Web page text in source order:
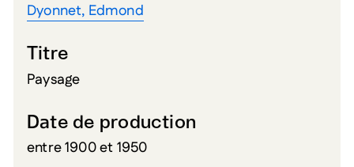
Dyonnet, Edmond
Titre
Paysage
Date de production
entre 1900 et 1950